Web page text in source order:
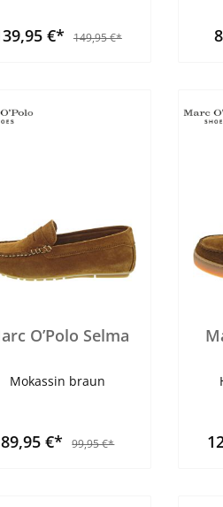
€* 149,95 €*
O’Polo Selma
Mokassin braun
89,95 €* 99,95 €*